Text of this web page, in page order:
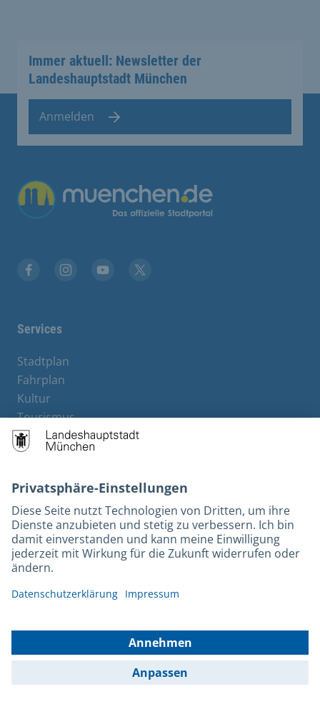
Immer aktuell: Newsletter der
Landeshauptstadt München
Anmelden
Übergreifende Links
Services
Stadtplan
Fahrplan
Kultur
Tourismus
M-Strom
Bürgerservice
Rechtliches und Kontakt
Barrierefreiheit
Leichte Sprache
Gebärdensprache
Kontakt